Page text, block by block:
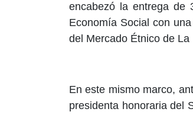
encabezó la entrega de
Economía Social con
del Mercado Étnico de
En este mismo marco,
presidenta honoraria del